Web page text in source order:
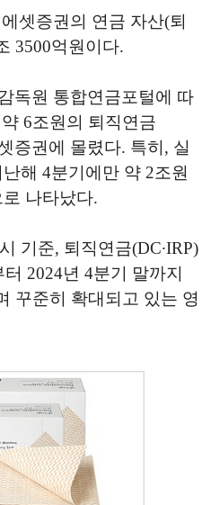
셋증권의 연금 자산(퇴
3500억원이다.
독원 통합연금포털에 따
6조원의 퇴직연금
증권에 몰렸다. 특히, 실
해 4분기에만 약 2조원
나타났다.
기준, 퇴직연금(DC∙IRP)
2024년 4분기 말까지
꾸준히 확대되고 있는 영